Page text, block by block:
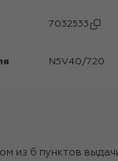
7032533
N5V40/720
из 6 пунктов